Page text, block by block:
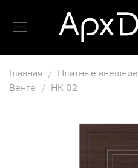
Главная
Платные
Венге
НК 02